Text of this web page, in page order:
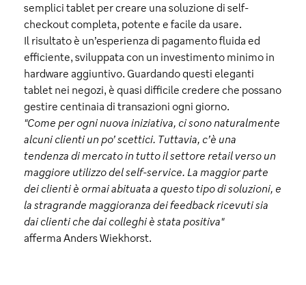
semplici tablet per creare una soluzione di self-
checkout completa, potente e facile da usare.
Il risultato è un’esperienza di pagamento fluida ed
efficiente, sviluppata con un investimento minimo in
hardware aggiuntivo. Guardando questi eleganti
tablet nei negozi, è quasi difficile credere che possano
gestire centinaia di transazioni ogni giorno.
"Come per ogni nuova iniziativa, ci sono naturalmente
alcuni clienti un po’ scettici. Tuttavia, c’è una
tendenza di mercato in tutto il settore retail verso un
maggiore utilizzo del self-service. La maggior parte
dei clienti è ormai abituata a questo tipo di soluzioni, e
la stragrande maggioranza dei feedback ricevuti sia
dai clienti che dai colleghi è stata positiva"
afferma Anders Wiekhorst.